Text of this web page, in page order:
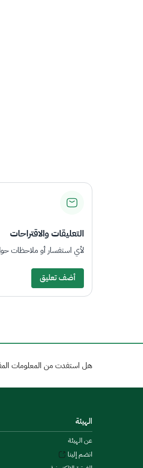
التعليقات والاقتراحات
لأي استفسار أو ملاحظات
أضف تعليق
هل استفدت من المعلومات
الهيئة
عن الهيئة
انضم إلينا